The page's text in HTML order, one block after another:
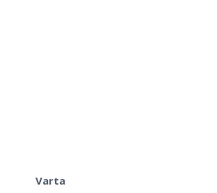
Varta